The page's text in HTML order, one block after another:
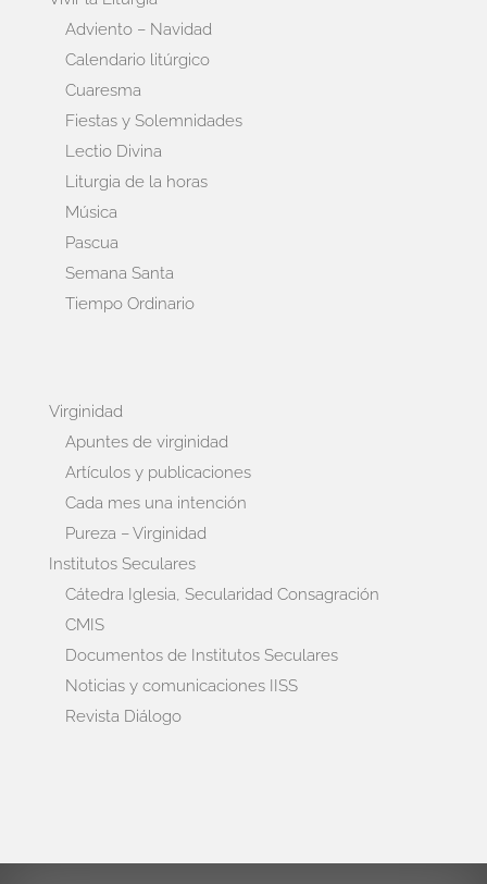
Adviento – Navidad
Calendario litúrgico
Cuaresma
Fiestas y Solemnidades
Lectio Divina
Liturgia de la horas
Música
Pascua
Semana Santa
Tiempo Ordinario
Virginidad
Apuntes de virginidad
Artículos y publicaciones
Cada mes una intención
Pureza – Virginidad
Institutos Seculares
Cátedra Iglesia, Secularidad Consagración
CMIS
Documentos de Institutos Seculares
Noticias y comunicaciones IISS
Revista Diálogo